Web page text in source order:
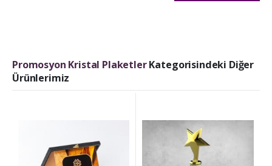
Promosyon Kristal PlaketlerKategorisindeki Diğer
Ürünlerimiz